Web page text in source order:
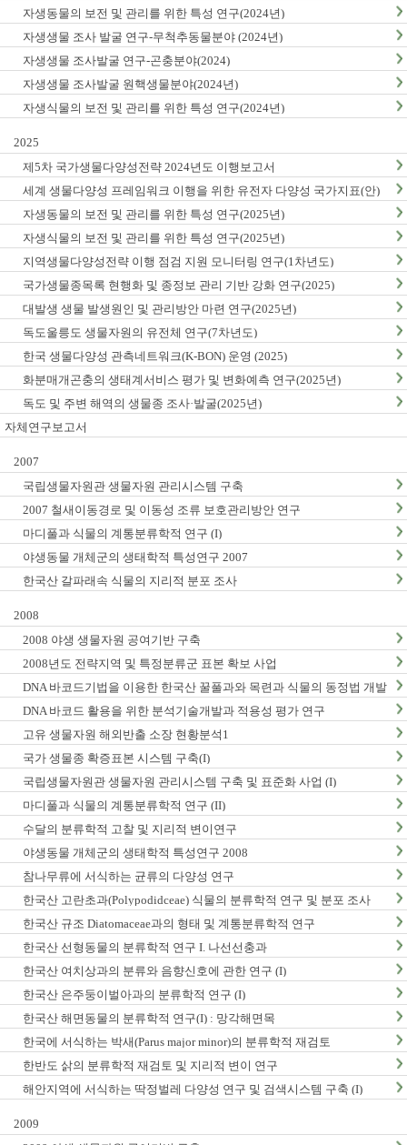
자생동물의 보전 및 관리를 위한 특성 연구(2024년)
자생생물 조사 발굴 연구-무척추동물분야 (2024년)
자생생물 조사발굴 연구-곤충분야(2024)
자생생물 조사발굴 원핵생물분야(2024년)
자생식물의 보전 및 관리를 위한 특성 연구(2024년)
2025
제5차 국가생물다양성전략 2024년도 이행보고서
세계 생물다양성 프레임워크 이행을 위한 유전자 다양성 국가지표(안)
마련(1차년도)
자생동물의 보전 및 관리를 위한 특성 연구(2025년)
자생식물의 보전 및 관리를 위한 특성 연구(2025년)
지역생물다양성전략 이행 점검 지원 모니터링 연구(1차년도)
국가생물종목록 현행화 및 종정보 관리 기반 강화 연구(2025)
대발생 생물 발생원인 및 관리방안 마련 연구(2025년)
독도울릉도 생물자원의 유전체 연구(7차년도)
한국 생물다양성 관측네트워크(K-BON) 운영 (2025)
화분매개곤충의 생태계서비스 평가 및 변화예측 연구(2025년)
독도 및 주변 해역의 생물종 조사·발굴(2025년)
자체연구보고서
2007
국립생물자원관 생물자원 관리시스템 구축
2007 철새이동경로 및 이동성 조류 보호관리방안 연구
마디풀과 식물의 계통분류학적 연구 (I)
야생동물 개체군의 생태학적 특성연구 2007
한국산 갈파래속 식물의 지리적 분포 조사
2008
2008 야생 생물자원 공여기반 구축
2008년도 전략지역 및 특정분류군 표본 확보 사업
DNA 바코드기법을 이용한 한국산 꿀풀과와 목련과 식물의 동정법 개발
: I. 꿀풀과
DNA 바코드 활용을 위한 분석기술개발과 적용성 평가 연구
고유 생물자원 해외반출 소장 현황분석1
국가 생물종 확증표본 시스템 구축(I)
국립생물자원관 생물자원 관리시스템 구축 및 표준화 사업 (I)
마디풀과 식물의 계통분류학적 연구 (II)
수달의 분류학적 고찰 및 지리적 변이연구
야생동물 개체군의 생태학적 특성연구 2008
참나무류에 서식하는 균류의 다양성 연구
한국산 고란초과(Polypodidceae) 식물의 분류학적 연구 및 분포 조사
한국산 규조 Diatomaceae과의 형태 및 계통분류학적 연구
한국산 선형동물의 분류학적 연구 I. 나선선충과
한국산 여치상과의 분류와 음향신호에 관한 연구 (I)
한국산 은주둥이벌아과의 분류학적 연구 (I)
한국산 해면동물의 분류학적 연구(I) : 망각해면목
한국에 서식하는 박새(Parus major minor)의 분류학적 재검토
한반도 삵의 분류학적 재검토 및 지리적 변이 연구
해안지역에 서식하는 딱정벌레 다양성 연구 및 검색시스템 구축 (I)
2009